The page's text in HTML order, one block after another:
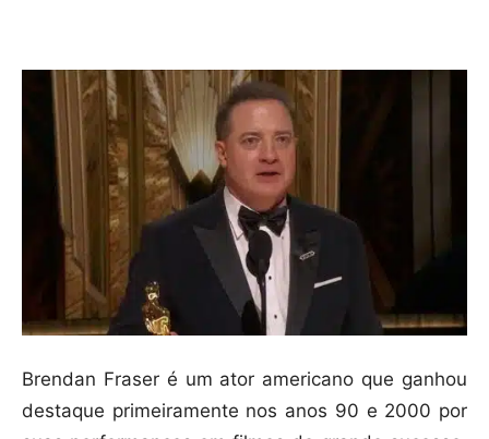
Brendan Fraser é um ator americano que ganhou
destaque primeiramente nos anos 90 e 2000 por